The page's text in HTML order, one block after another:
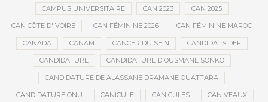
CAMPUS UNIVERSITAIRE CAN 2023 CAN 2025
CAN CÔTE D'IVOIRE CAN FÉMININE 2026 CAN FÉMININE MAROC
CANADA CANAM CANCER DU SEIN CANDIDATS DEF
CANDIDATURE CANDIDATURE D'OUSMANE SONKO
CANDIDATURE DE ALASSANE DRAMANE OUATTARA
CANDIDATURE ONU CANICULE CANICULES CANIVEAUX